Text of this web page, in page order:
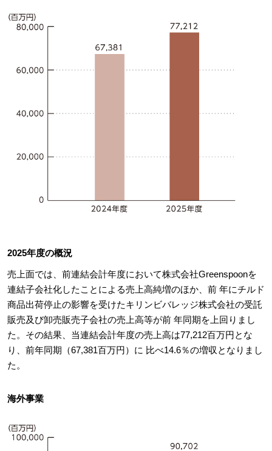
2025年度の概況
売上面では、前連結会計年度において株式会社Greenspoonを
連結子会社化したことによる売上高純増のほか、前 年にチルド
商品出荷停止の影響を受けたキリンビバレッジ株式会社の受託
販売及び卸売販売子会社の売上高等が前 年同期を上回りまし
た。その結果、当連結会計年度の売上高は77,212百万円とな
り、前年同期（67,381百万円）に 比べ14.6％の増収となりまし
た。
海外事業